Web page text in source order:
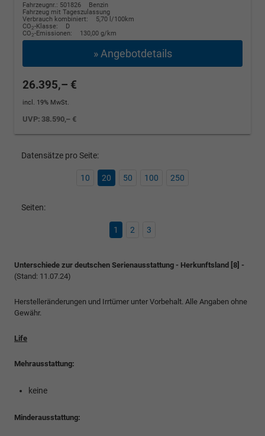
Fahrzeugnr.: 501826
Benzin
Fahrzeug mit Tageszulassung
Verbrauch kombiniert:
5,70 l/100km
CO2-Klasse:
D
CO2-Emissionen: 130,00 g/km
» Angebotdetails
26.395,– €
incl. 19% MwSt.
UVP: 38.590,– €
Datensätze pro Seite:
10 20 50 100 250
Seiten:
1 2 3
Unterschiede zur deutschen Serienausstattung - Herkunftsland [8] -
(Stand: 11.07.24)
Herstelleränderungen und Irrtümer unter Vorbehalt. Alle Angaben ohne
Gewähr.
Life
Mehrausstattung:
keine
Minderausstattung: